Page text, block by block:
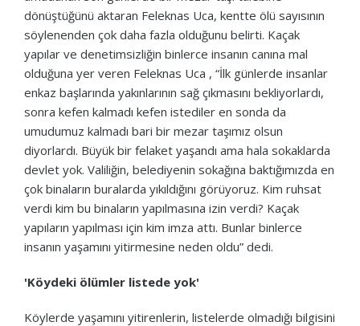
dönüştüğünü aktaran Feleknas Uca, kentte ölü sayısının
söylenenden çok daha fazla olduğunu belirti. Kaçak
yapılar ve denetimsizliğin binlerce insanın canına mal
olduğuna yer veren Feleknas Uca , “İlk günlerde insanlar
enkaz başlarında yakınlarının sağ çıkmasını bekliyorlardı,
sonra kefen kalmadı kefen istediler en sonda da
umudumuz kalmadı bari bir mezar taşımız olsun
diyorlardı. Büyük bir felaket yaşandı ama hala sokaklarda
devlet yok. Valiliğin, belediyenin sokağına baktığımızda en
çok binaların buralarda yıkıldığını görüyoruz. Kim ruhsat
verdi kim bu binaların yapılmasına izin verdi? Kaçak
yapıların yapılması için kim imza attı. Bunlar binlerce
insanın yaşamını yitirmesine neden oldu” dedi.
'Köydeki ölümler listede yok'
Köylerde yaşamını yitirenlerin, listelerde olmadığı bilgisini